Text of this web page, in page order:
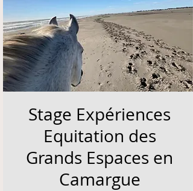
Stage Expériences
Equitation des
Grands Espaces en
Camargue